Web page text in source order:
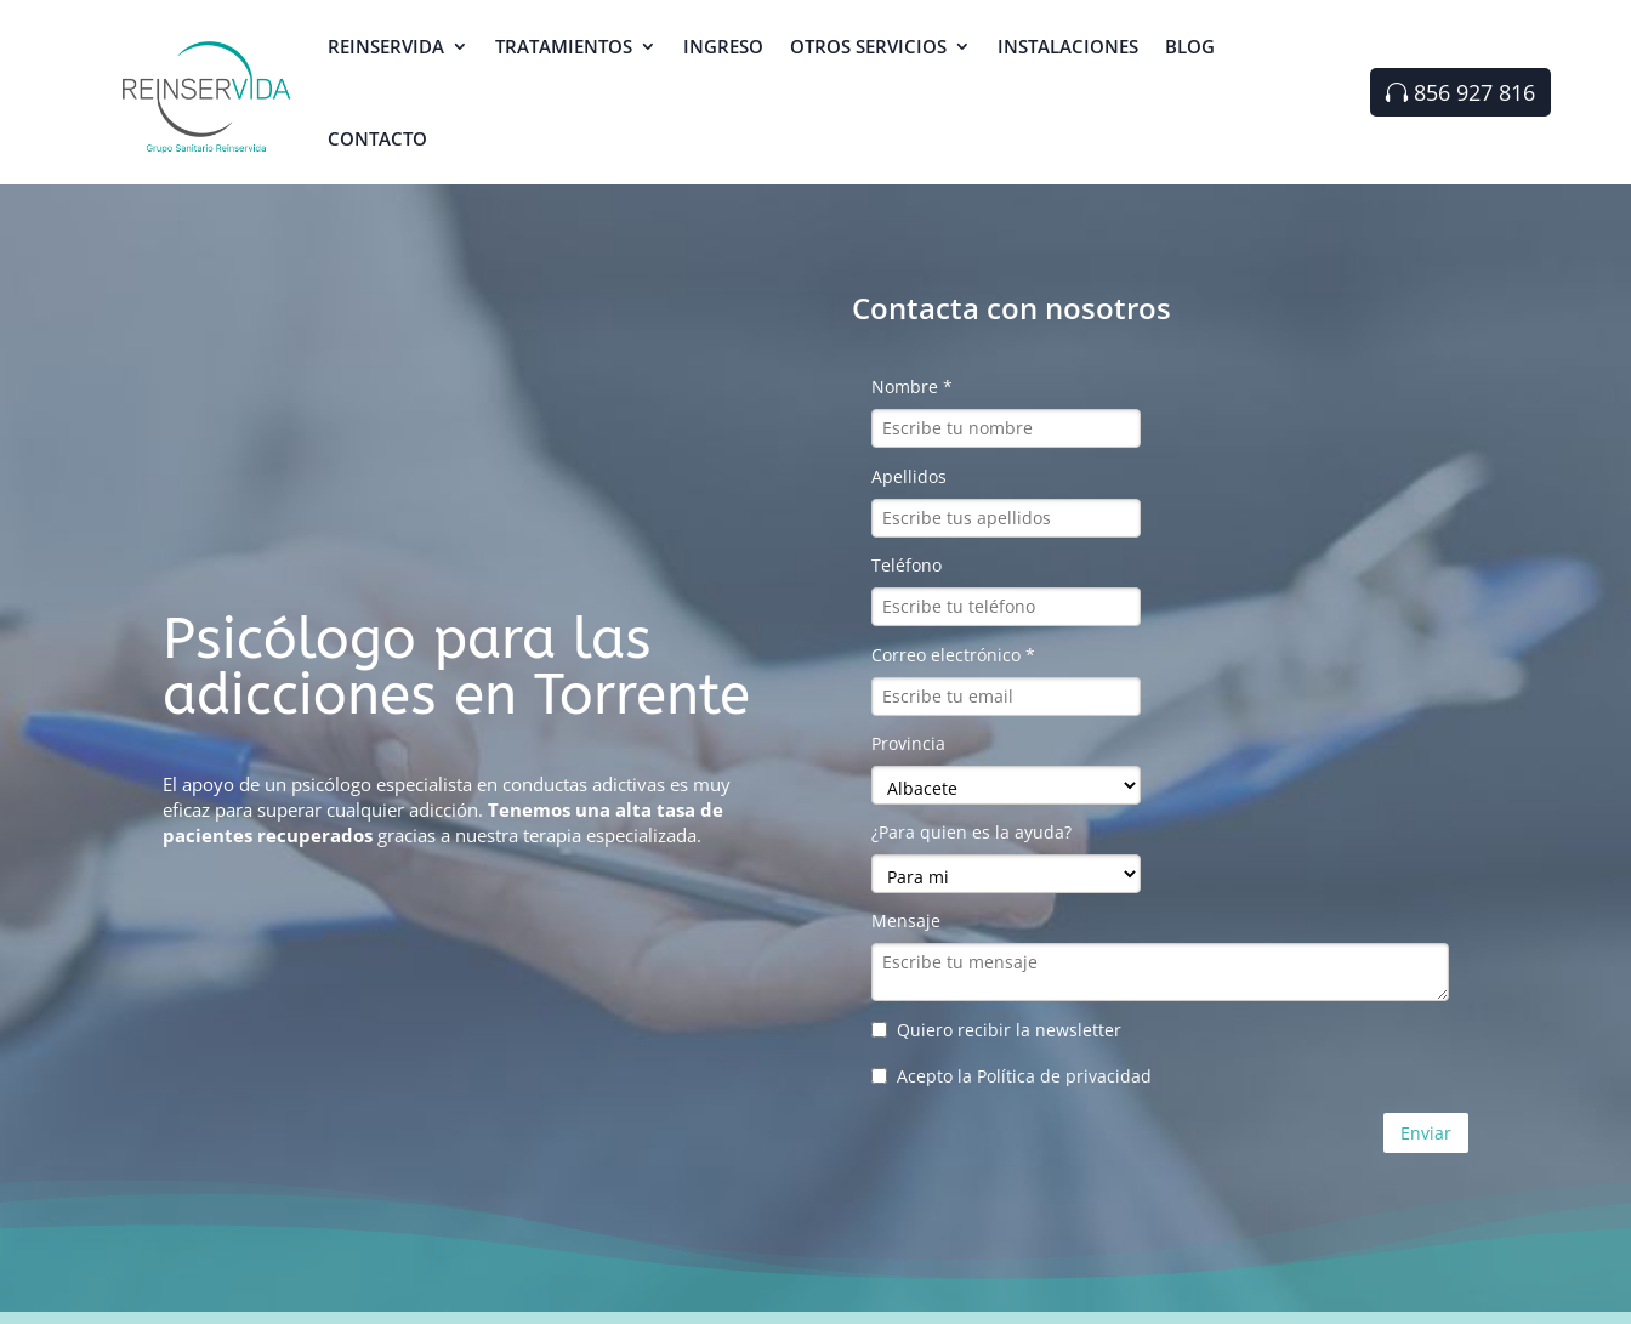
REINSERVIDA TRATAMIENTOS INGRESO OTROS SERVICIOS INSTALACIONES BLOG
CONTACTO
856 927 816
Psicólogo para las
adicciones en Torrente
El apoyo de un psicólogo especialista en conductas adictivas es muy
eficaz para superar cualquier adicción.Tenemos una alta tasa de
pacientes recuperados gracias a nuestra terapia especializada.
Contacta con nosotros